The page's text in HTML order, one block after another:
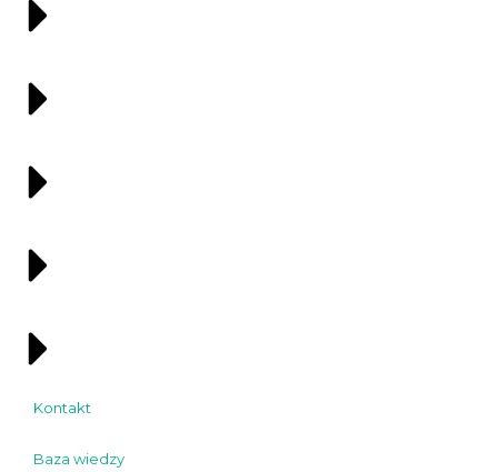
Kontakt
Baza wiedzy